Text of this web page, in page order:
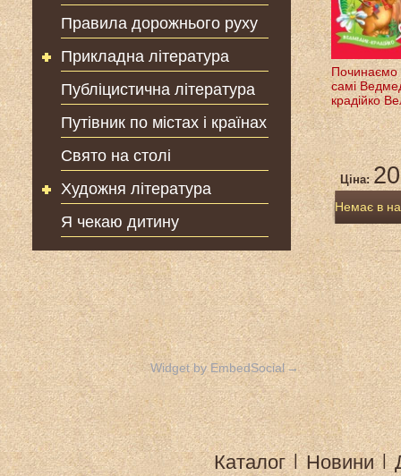
Правила дорожнього руху
Прикладна література
Публіцистична література
Путівник по містах і країнах
Свято на столі
Художня література
Я чекаю дитину
Widget by EmbedSocial →
Починаємо
самі
крадійко
Ціна:
Немає в
Каталог | Новини |